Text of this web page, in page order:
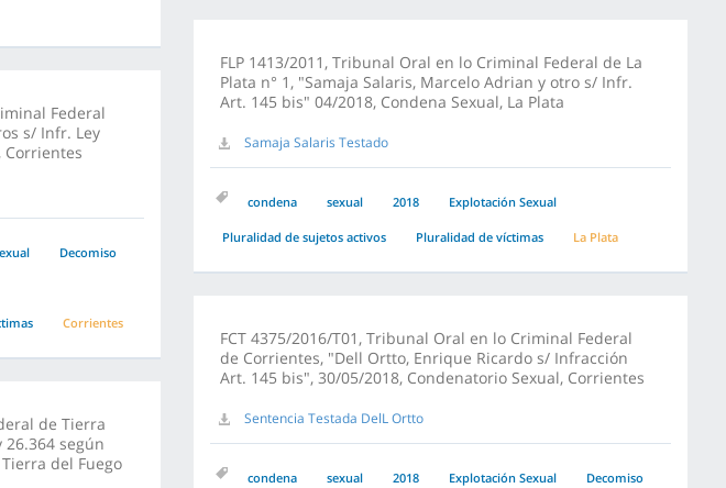
FLP 1413/2011, Tribunal Oral en lo Criminal Federal de La
Plata n° 1, "Samaja Salaris, Marcelo Adrian y otro s/ Infr.
Art. 145 bis" 04/2018, Condena Sexual, La Plata
Samaja Salaris Testado
condena sexual 2018 Explotación Sexual
Pluralidad de sujetos activos Pluralidad de víctimas La Plata
Federal
s/ Infr. Ley
Corrientes
Decomiso
Corrientes
FCT 4375/2016/T01, Tribunal Oral en lo Criminal Federal
de Corrientes, "Dell Ortto, Enrique Ricardo s/ Infracción
Art. 145 bis", 30/05/2018, Condenatorio Sexual, Corrientes
Sentencia Testada DelL Ortto
condena sexual 2018 Explotación Sexual Decomiso
de Tierra
según
del Fuego